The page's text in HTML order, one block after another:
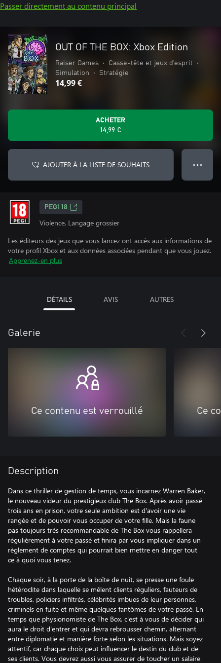
Passer directement au contenu principal
OUT OF THE BOX: Xbox Edition
Raiser Games • Casse-tête et jeux d'esprit
•
Simulation
• Stratégie
14,99 €
ACHETER
14,99 €
AJOUTER À LA LISTE DE SOUHAITS ● ● ●
PEGI 18
Violence, Langage grossier
Les éditeurs des jeux que vous lancez ont accès aux informations de
votre profil Xbox et aux données associées pendant que vous jouez.
Apprenez-en plus
DÉTAILS AVIS AUTRES
Galerie
Ce contenu est verrouillé Ce
Description
Dans ce thriller de gestion de temps, vous incarnez Warren Baker,
le nouveau videur du prestigieux club The Box. Après avoir passé
trois ans en prison, votre seule ambition est d'avoir une vie
rangée et de pouvoir vous occuper de votre fille. Mais la faune
pas toujours très recommandable de The Box vous rappellera
régulièrement à votre passé et finira par vous impliquer dans un
règlement de comptes qui pourrait bien mettre en danger tout
ce à quoi vous tenez.
Chaque soir, à la porte de la boîte de nuit, se presse une foule
hétéroclite dans laquelle se mêlent clients réguliers, fauteurs de
troubles, policiers infiltrés, célébrités imbues de leur personnes,
criminels en fuite et même quelques fantômes de votre passé. En
temps que physionomiste de The Box, c'est à vous de décider qui
aura le droit d'entrer et qui devra rebrousser chemin, alternant
entre diplomatie et manière forte selon les situations. Mais soyez
attentif, car chaque choix peut influencer le destin du club et de
ses clients. Vous devrez aussi vous assurer de toucher un salaire